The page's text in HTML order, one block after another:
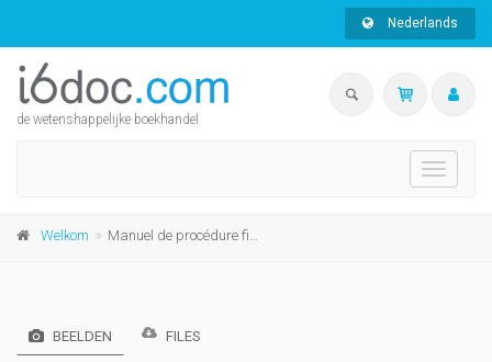
Nederlands
de wetenshappelijke boekhandel
Toggle
Welkom Manuel de procédure fiscale
BEELDEN FILES